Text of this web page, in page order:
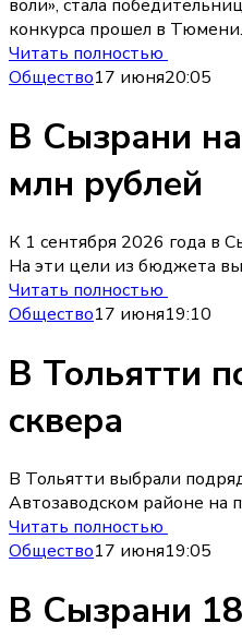
воли», стала
конкурса прошел в
Читать полностью
Общество17 июня20:05
В Сызрани
млн рублей
К 1 сентября 2026 года в
На эти цели из бюджета
Читать полностью
Общество17 июня19:10
В Тольятти
сквера
В Тольятти выбрали
Автозаводском районе на
Читать полностью
Общество17 июня19:05
В Сызрани